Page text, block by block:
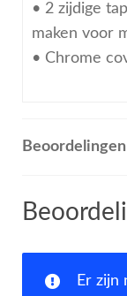
• 2 zijdige
maken voor
• Chrome
Beoordelingen
Er zijn